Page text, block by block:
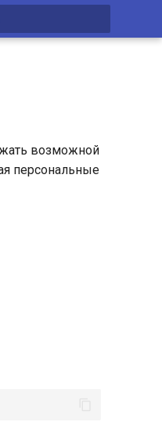
возможной
персональные